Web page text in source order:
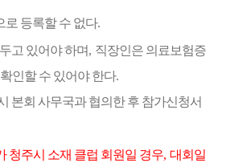
로 등록할 수 없다.
고 있어야 하며, 직장인은 의료보험증
인할 수 있어야 한다.
본회 사무국과 협의한 후 참가신청서
청주시 소재 클럽 회원일 경우, 대회일